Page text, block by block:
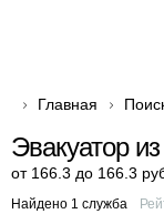
Главная
Эвакуатор
от 166.3 до 166.3
Найдено 1 служба